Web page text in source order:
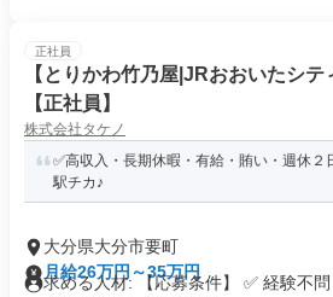
正社員
【とりかわ竹乃屋|JRおおいたシ
【正社員】
株式会社タケノ
✅高収入・長期休暇・有給・賄い・週休２
駅チカ♪
大分県大分市要町
月給26万円～35万円
求める人材: 【応募条件】 ✅ 経験不